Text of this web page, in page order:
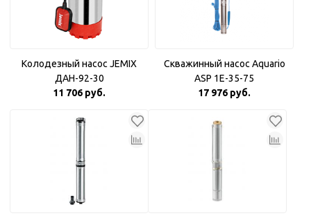
Колодезный насос JEMIX
ДАН-92-30
11 706 руб.
Скважинный насос Aquario
ASP 1E-35-75
17 976 руб.